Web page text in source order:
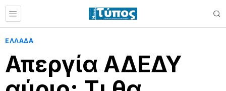
ΕΛΛΑΔΑ
Απεργία ΑΔΕΔΥ